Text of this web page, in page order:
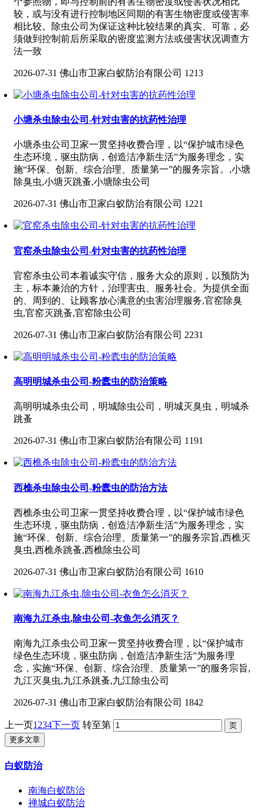
较，或与没有进行控制地区同期的有害生物密度或侵害率
相比较。除虫公司为保证这种比较结果的真实、可靠，必
须做到控制前后所采取的密度监测方法或侵害状况调查方
法一致
2026-07-31 佛山市卫家白蚁防治有限公司 1213
小塘杀虫除虫公司-针对虫害的抗药性治理
小塘杀虫公司卫家一贯坚持收费合理，以“保护城市绿色
生态环境，驱虫防病，创造洁净新生活”为服务理念，实
施“环保、创新、综合治理、质量第一”的服务宗旨。,小塘
除臭虫,小塘灭跳蚤,小塘除虫公司
2026-07-31 佛山市卫家白蚁防治有限公司 1221
官窑杀虫除虫公司-针对虫害的抗药性治理
官窑杀虫公司本着诚实守信，服务大众的原则，以预防为
主，标本兼治的方针，治理害虫、服务社会。为提供全面
的、周到的、让顾客放心满意的虫害治理服务,官窑除臭
虫,官窑灭跳蚤,官窑除虫公司
2026-07-31 佛山市卫家白蚁防治有限公司 2231
高明明城杀虫公司-粉蠹虫的防治策略
高明明城杀虫公司，明城除虫公司，明城灭臭虫，明城杀
跳蚤
2026-07-31 佛山市卫家白蚁防治有限公司 1191
西樵杀虫除虫公司-粉蠹虫的防治方法
西樵杀虫公司卫家一贯坚持收费合理，以“保护城市绿色
生态环境，驱虫防病，创造洁净新生活”为服务理念，实
施“环保、创新、综合治理、质量第一”的服务宗旨,西樵灭
臭虫,西樵杀跳蚤,西樵除虫公司
2026-07-31 佛山市卫家白蚁防治有限公司 1610
南海九江杀虫,除虫公司-衣鱼怎么消灭？
南海九江杀虫公司卫家一贯坚持收费合理，以“保护城市
绿色生态环境，驱虫防病，创造洁净新生活”为服务理
念，实施“环保、创新、综合治理、质量第一”的服务宗旨,
九江灭臭虫,九江杀跳蚤,九江除虫公司
2026-07-31 佛山市卫家白蚁防治有限公司 1842
上一页1 234下一页 转至第
更多文章
白蚁防治
南海白蚁防治
禅城白蚁防治